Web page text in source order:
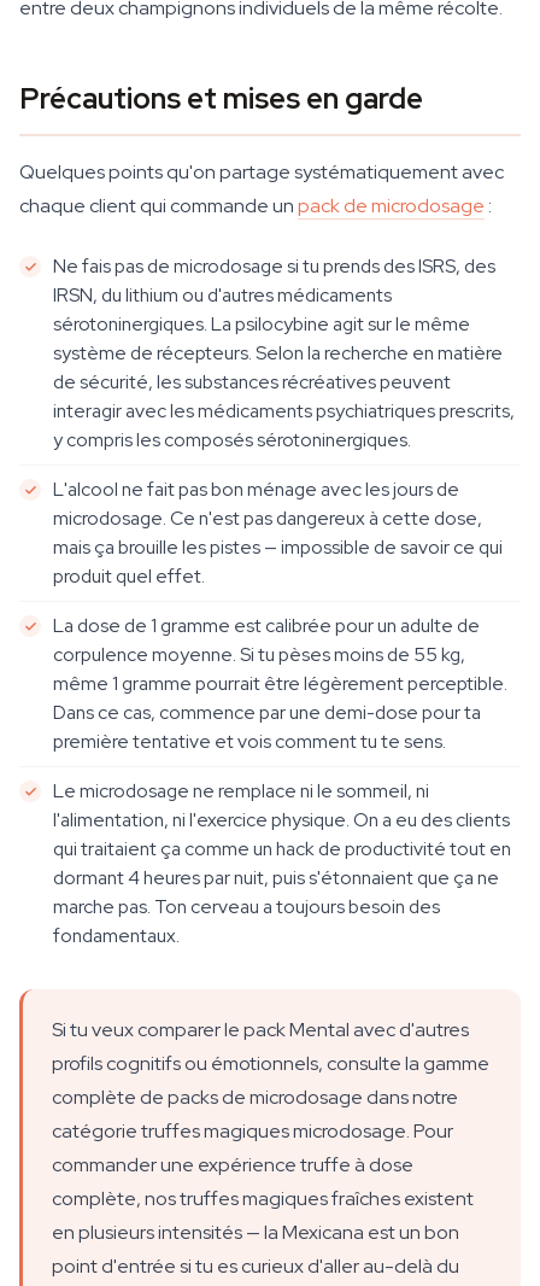
entre deux champignons individuels de la même récolte.
Précautions et mises en garde
Quelques points qu'on partage systématiquement avec
chaque client qui commande unpack de microdosage :
Ne fais pas de microdosage si tu prends des ISRS, des
IRSN, du lithium ou d'autres médicaments
sérotoninergiques. La psilocybine agit sur le même
système de récepteurs. Selon la recherche en matière
de sécurité, les substances récréatives peuvent
interagir avec les médicaments psychiatriques prescrits,
y compris les composés sérotoninergiques.
L'alcool ne fait pas bon ménage avec les jours de
microdosage. Ce n'est pas dangereux à cette dose,
mais ça brouille les pistes — impossible de savoir ce qui
produit quel effet.
La dose de 1 gramme est calibrée pour un adulte de
corpulence moyenne. Si tu pèses moins de 55 kg,
même 1 gramme pourrait être légèrement perceptible.
Dans ce cas, commence par une demi-dose pour ta
première tentative et vois comment tu te sens.
Le microdosage ne remplace ni le sommeil, ni
l'alimentation, ni l'exercice physique. On a eu des clients
qui traitaient ça comme un hack de productivité tout en
dormant 4 heures par nuit, puis s'étonnaient que ça ne
marche pas. Ton cerveau a toujours besoin des
fondamentaux.
Si tu veux comparer le pack Mental avec d'autres
profils cognitifs ou émotionnels, consulte la gamme
complète de packs de microdosage dans notre
catégorie truffes magiques microdosage. Pour
commander une expérience truffe à dose
complète, nos truffes magiques fraîches existent
en plusieurs intensités — la Mexicana est un bon
point d'entrée si tu es curieux d'aller au-delà du